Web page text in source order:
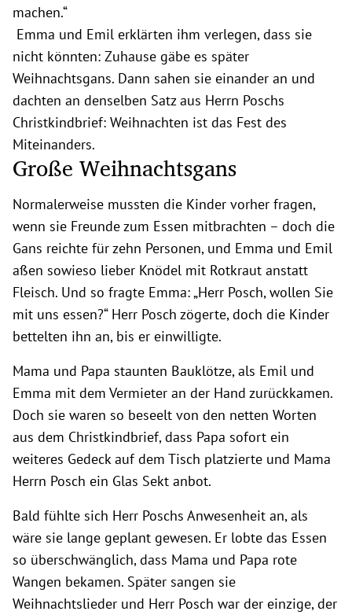
machen.“
Emma und Emil erklärten ihm verlegen, dass sie
nicht könnten: Zuhause gäbe es später
Weihnachtsgans. Dann sahen sie einander an und
dachten an denselben Satz aus Herrn Poschs
Christkindbrief: Weihnachten ist das Fest des
Miteinanders.
Große Weihnachtsgans
Normalerweise mussten die Kinder vorher fragen,
wenn sie Freunde zum Essen mitbrachten – doch die
Gans reichte für zehn Personen, und Emma und Emil
aßen sowieso lieber Knödel mit Rotkraut anstatt
Fleisch. Und so fragte Emma: „Herr Posch, wollen Sie
mit uns essen?“ Herr Posch zögerte, doch die Kinder
bettelten ihn an, bis er einwilligte.
Mama und Papa staunten Bauklötze, als Emil und
Emma mit dem Vermieter an der Hand zurückkamen.
Doch sie waren so beseelt von den netten Worten
aus dem Christkindbrief, dass Papa sofort ein
weiteres Gedeck auf dem Tisch platzierte und Mama
Herrn Posch ein Glas Sekt anbot.
Bald fühlte sich Herr Poschs Anwesenheit an, als
wäre sie lange geplant gewesen. Er lobte das Essen
so überschwänglich, dass Mama und Papa rote
Wangen bekamen. Später sangen sie
Weihnachtslieder und Herr Posch war der einzige, der